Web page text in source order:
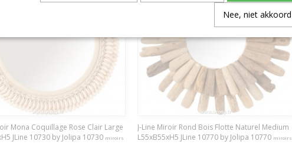
Mona Coquillage Rose Clair Large
JLine 10730 by Jolipa 10730 miroirs
J-Line Miroir Rond Bois Flotte Naturel Medium
L55xB55xH5 JLine 10770 by Jolipa 10770 miroirs
Nee, niet akkoord